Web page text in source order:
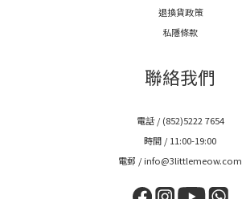
退換貨政策
私隱條款
聯絡我們
電話 / (852)5222 7654
時間 / 11:00-19:00
電郵 / info@3littlemeow.com